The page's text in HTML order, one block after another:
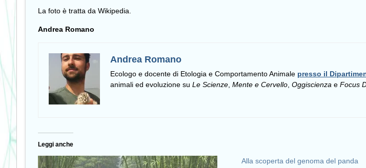
La foto è tratta da Wikipedia.
Andrea Romano
Andrea Romano
Ecologo e docente di Etologia e Comportamento Animale presso il
animali ed evoluzione su Le Scienze Mente e Cervello Oggiscienza e Focus
Leggi anche
Alla scoperta del genoma del panda